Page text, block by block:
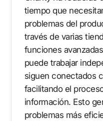
tiempo que
problemas del
través de varias
funciones
puede trabajar
siguen conectados
facilitando el
información. Esto
problemas más